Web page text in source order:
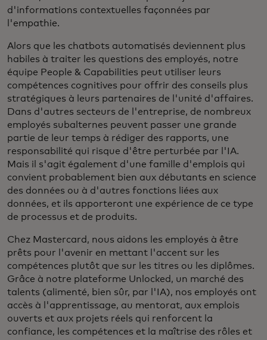
d'informations contextuelles façonnées par
l'empathie.
Alors que les chatbots automatisés deviennent plus
habiles à traiter les questions des employés, notre
équipe People & Capabilities peut utiliser leurs
compétences cognitives pour offrir des conseils plus
stratégiques à leurs partenaires de l'unité d'affaires.
Dans d'autres secteurs de l'entreprise, de nombreux
employés subalternes peuvent passer une grande
partie de leur temps à rédiger des rapports, une
responsabilité qui risque d'être perturbée par l'IA.
Mais il s'agit également d'une famille d'emplois qui
convient probablement bien aux débutants en science
des données ou à d'autres fonctions liées aux
données, et ils apporteront une expérience de ce type
de processus et de produits.
Chez Mastercard, nous aidons les employés à être
prêts pour l'avenir en mettant l'accent sur les
compétences plutôt que sur les titres ou les diplômes.
Grâce à notre plateforme Unlocked, un marché des
talents (alimenté, bien sûr, par l'IA), nos employés ont
accès à l'apprentissage, au mentorat, aux emplois
ouverts et aux projets réels qui renforcent la
confiance, les compétences et la maîtrise des rôles et